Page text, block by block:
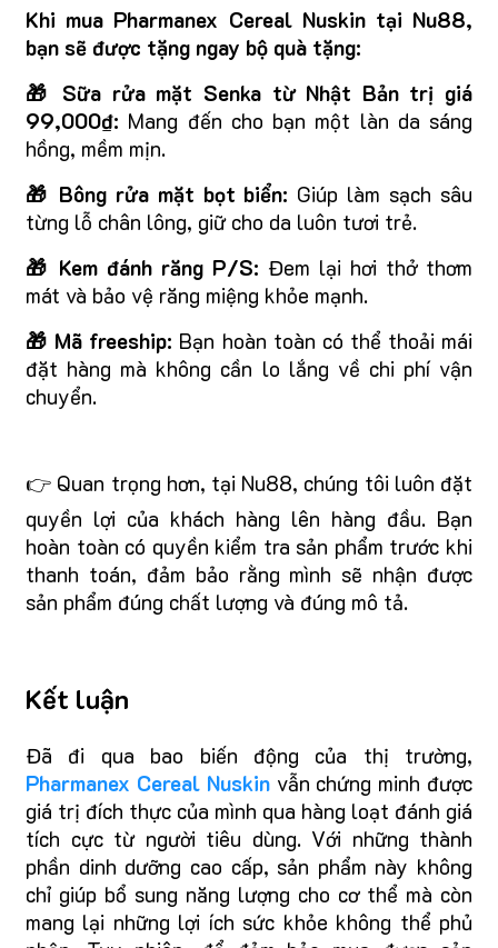
Khi mua Pharmanex Cereal Nuskin tại Nu88,
bạn sẽ được tặng ngay bộ quà tặng:
🎁 Sữa rửa mặt Senka từ Nhật Bản trị giá
99,000₫: Mang đến cho bạn một làn da sáng
hồng, mềm mịn.
🎁 Bông rửa mặt bọt biển: Giúp làm sạch sâu
từng lỗ chân lông, giữ cho da luôn tươi trẻ.
🎁 Kem đánh răng P/S: Đem lại hơi thở thơm
mát và bảo vệ răng miệng khỏe mạnh.
🎁 Mã freeship: Bạn hoàn toàn có thể thoải mái
đặt hàng mà không cần lo lắng về chi phí vận
chuyển.
👉 Quan trọng hơn, tại Nu88, chúng tôi luôn đặt
quyền lợi của khách hàng lên hàng đầu. Bạn
hoàn toàn có quyền kiểm tra sản phẩm trước khi
thanh toán, đảm bảo rằng mình sẽ nhận được
sản phẩm đúng chất lượng và đúng mô tả.
Kết luận
Đã đi qua bao biến động của thị trường,
Pharmanex Cereal Nuskinvẫn chứng minh được
giá trị đích thực của mình qua hàng loạt đánh giá
tích cực từ người tiêu dùng. Với những thành
phần dinh dưỡng cao cấp, sản phẩm này không
chỉ giúp bổ sung năng lượng cho cơ thể mà còn
mang lại những lợi ích sức khỏe không thể phủ